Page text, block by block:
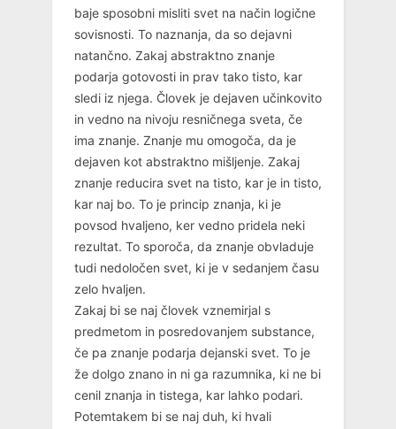
baje sposobni misliti svet na način logične
sovisnosti. To naznanja, da so dejavni
natančno. Zakaj abstraktno znanje
podarja gotovosti in prav tako tisto, kar
sledi iz njega. Človek je dejaven učinkovito
in vedno na nivoju resničnega sveta, če
ima znanje. Znanje mu omogoča, da je
dejaven kot abstraktno mišljenje. Zakaj
znanje reducira svet na tisto, kar je in tisto,
kar naj bo. To je princip znanja, ki je
povsod hvaljeno, ker vedno pridela neki
rezultat. To sporoča, da znanje obvladuje
tudi nedoločen svet, ki je v sedanjem času
zelo hvaljen.
Zakaj bi se naj človek vznemirjal s
predmetom in posredovanjem substance,
če pa znanje podarja dejanski svet. To je
že dolgo znano in ni ga razumnika, ki ne bi
cenil znanja in tistega, kar lahko podari.
Potemtakem bi se naj duh, ki hvali